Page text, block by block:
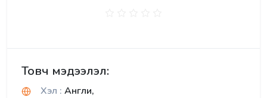
Товч мэдээлэл:
Хэл : Англи,